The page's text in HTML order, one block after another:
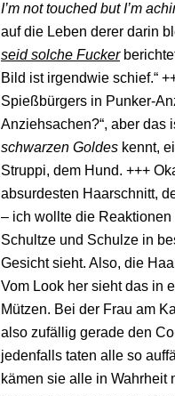
I’m not touched but I’m
auf die Leben derer darin
seid solche Fucker
Bild ist irgendwie schief.“
Spießbürgers in Punker-
Anziehsachen?“, aber das
schwarzen Goldes kennt,
Struppi, dem Hund. +++
absurdesten Haarschnitt,
– ich wollte die
Schultze und Schulze in
Gesicht sieht. Also, die
Vom Look her sieht das in
Mützen. Bei der Frau am
also zufällig gerade den
jedenfalls taten alle so
kämen sie alle in Wahrheit